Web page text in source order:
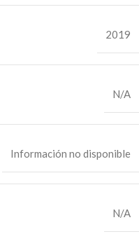
2019
N/A
Información no disponible
N/A